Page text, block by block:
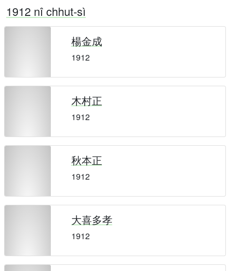
1912 nî chhut-sì
楊金成
1912
木村正
1912
秋本正
1912
大喜多孝
1912